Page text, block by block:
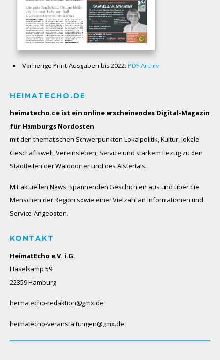
Vorherige Print-Ausgaben bis 2022: PDF-Archiv
HEIMATECHO.DE
heimatecho.de ist ein online erscheinendes Digital-Magazin
für Hamburgs Nordosten
mit den thematischen Schwerpunkten Lokalpolitik, Kultur, lokale
Geschäftswelt, Vereinsleben, Service und starkem Bezug zu den
Stadtteilen der Walddörfer und des Alstertals.
Mit aktuellen News, spannenden Geschichten aus und über die
Menschen der Region sowie einer Vielzahl an Informationen und
Service-Angeboten.
KONTAKT
HeimatEcho e.V. i.G.
Haselkamp 59
22359 Hamburg
heimatecho-redaktion@gmx.de
heimatecho-veranstaltungen@gmx.de